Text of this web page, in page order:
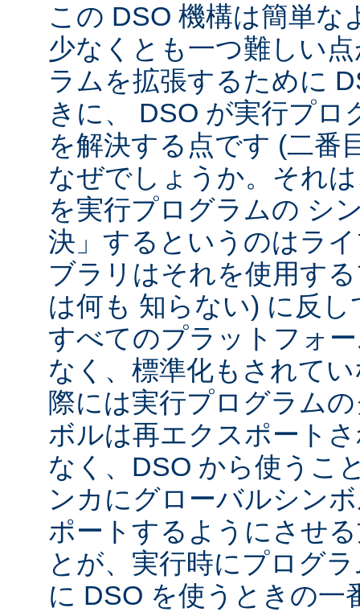
この DSO 機構は簡単な
少なくとも一つ難しい
ラムを拡張するために
きに、 DSO が実行プ
を解決する点です (二番
なぜでしょうか。それ
を実行プログラムの シ
決」するというのはラ
ブラリはそれを使用す
は何も 知らない) に反
すべてのプラットフォ
なく、標準化もされて
際には実行プログラム
ボルは再エクスポート
なく、DSO から使うこ
ンカにグローバルシン
ポートするようにさせ
とが、実行時にプログ
に DSO を使うときの一